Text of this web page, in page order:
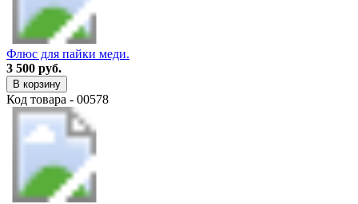
Флюс для пайки меди.
3 500 руб.
В корзину
Код товара - 00578